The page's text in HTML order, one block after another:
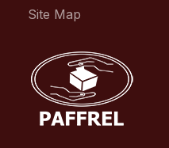
Site Map